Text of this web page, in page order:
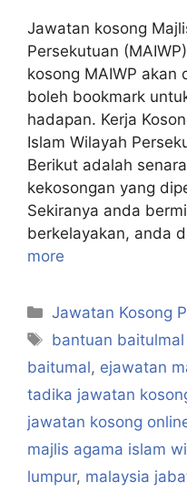
Jawatan kosong
Persekutuan
kosong MAIWP akan
boleh bookmark
hadapan. Kerja
Islam Wilayah
Berikut adalah
kekosongan yang
Sekiranya anda
berkelayakan, anda
more
Categories
Jawatan Kosong
Tags
bantuan
baitumal, ejawatan
tadika jawatan
jawatan kosong
majlis agama islam
lumpur, malaysia